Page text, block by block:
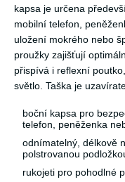
kapsa je určena
mobilní telefon,
uložení mokrého nebo
proužky zajišťují
přispívá i reflexní
světlo. Taška je
boční kapsa pro
telefon, peněženka
odnímatelný, délkově
polstrovanou
rukojeti pro pohodlné